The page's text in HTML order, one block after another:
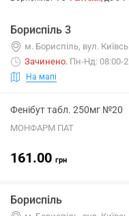
Бориспіль 3
м. Бориспіль, вул.
Зачинено. Пн-Нд: 08:00-
На мапі
Фенібут табл. 250мг №20
МОНФАРМ ПАТ
161.00 грн
Бориспіль